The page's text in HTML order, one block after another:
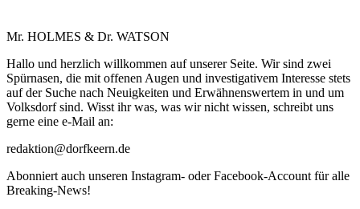
Mr. HOLMES & Dr. WATSON
Hallo und herzlich willkommen auf unserer Seite. Wir sind zwei
Spürnasen, die mit offenen Augen und investigativem Interesse stets
auf der Suche nach Neuigkeiten und Erwähnenswertem in und um
Volksdorf sind. Wisst ihr was, was wir nicht wissen, schreibt uns
gerne eine e-Mail an:
redaktion@dorfkeern.de
Abonniert auch unseren Instagram- oder Facebook-Account für alle
Breaking-News!